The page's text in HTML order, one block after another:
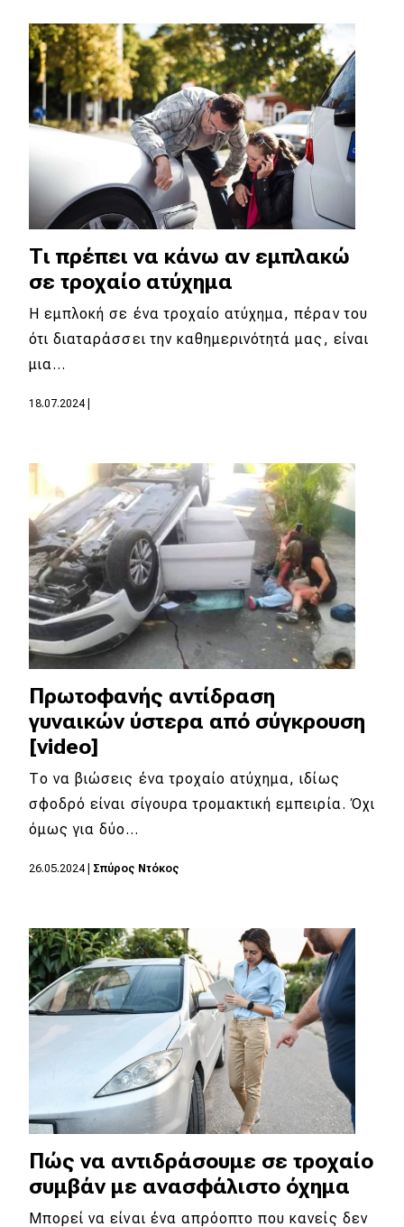
Tι πρέπει να κάνω αν εμπλακώ
σε τροχαίο ατύχημα
Η εμπλοκή σε ένα τροχαίο ατύχημα, πέραν του
ότι διαταράσσει την καθημερινότητά μας, είναι
μια…
18.07.2024|
Πρωτοφανής αντίδραση
γυναικών ύστερα από σύγκρουση
[video]
Το να βιώσεις ένα τροχαίο ατύχημα, ιδίως
σφοδρό είναι σίγουρα τρομακτική εμπειρία. Όχι
όμως για δύο…
26.05.2024| Σπύρος Ντόκος
Πώς να αντιδράσουμε σε τροχαίο
συμβάν με ανασφάλιστο όχημα
Μπορεί να είναι ένα απρόοπτο που κανείς δεν